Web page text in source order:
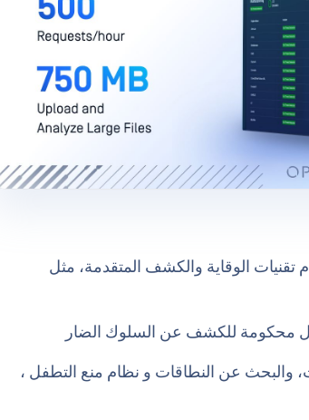
باستخدام تقنيات الوقاية والكشف المتقدمة، مثل
والبحث عن النطاقات و نظام منع التطفل ،